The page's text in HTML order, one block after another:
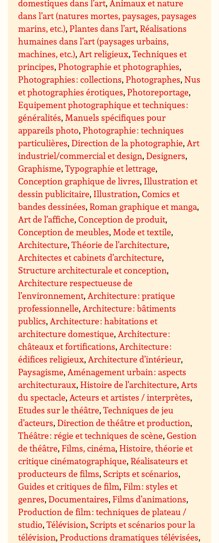
domestiques dans l’art,Animaux et nature
dans l’art (natures mortes, paysages, paysages
marins, etc.),Plantes dans l’art,Réalisations
humaines dans l’art (paysages urbains,
machines, etc.),Art religieux,Techniques et
principes,Photographie et photographies,
Photographies : collections,Photographes,Nus
et photographies érotiques,Photoreportage,
Equipement photographique et techniques :
généralités,Manuels spécifiques pour
appareils photo,Photographie : techniques
particulières,Direction de la photographie,Art
industriel/commercial et design,Designers,
Graphisme,Typographie et lettrage,
Conception graphique de livres, Illustration et
dessin publicitaire, Illustration,Comics et
bandes dessinées,Roman graphique et manga,
Art de l’affiche,Conception de produit,
Conception de meubles,Mode et textile,
Architecture,Théorie de l’architecture,
Architectes et cabinets d’architecture,
Structure architecturale et conception,
Architecture respectueuse de
l’environnement,Architecture : pratique
professionnelle,Architecture : bâtiments
publics,Architecture : habitations et
architecture domestique,Architecture :
châteaux et fortifications,Architecture :
édifices religieux,Architecture d’intérieur,
Paysagisme,Aménagement urbain : aspects
architecturaux,Histoire de l’architecture,Arts
du spectacle,Acteurs et artistes / interprètes,
Etudes sur le théâtre,Techniques de jeu
d’acteurs,Direction de théâtre et production,
Théâtre : régie et techniques de scène,Gestion
de théâtre,Films, cinéma,Histoire, théorie et
critique cinématographique,Réalisateurs et
producteurs de films, Scripts et scénarios,
Guides et critiques de film,Film : styles et
genres,Documentaires,Films d’animations,
Production de film : techniques de plateau /
studio,Télévision, Scripts et scénarios pour la
télévision,Productions dramatiques télévisées,